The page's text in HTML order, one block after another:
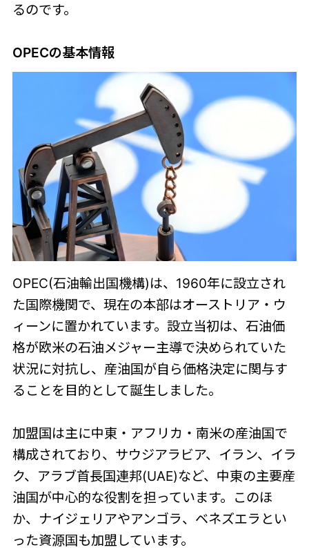
るのです。
OPECの基本情報
OPEC(石油輸出国機構)は、1960年に設立され
た国際機関で、現在の本部はオーストリア・ウ
ィーンに置かれています。設立当初は、石油価
格が欧米の石油メジャー主導で決められていた
状況に対抗し、産油国が自ら価格決定に関与す
ることを目的として誕生しました。
加盟国は主に中東・アフリカ・南米の産油国で
構成されており、サウジアラビア、イラン、イラ
ク、アラブ首長国連邦(UAE)など、中東の主要産
油国が中心的な役割を担っています。このほ
か、ナイジェリアやアンゴラ、ベネズエラとい
った資源国も加盟しています。